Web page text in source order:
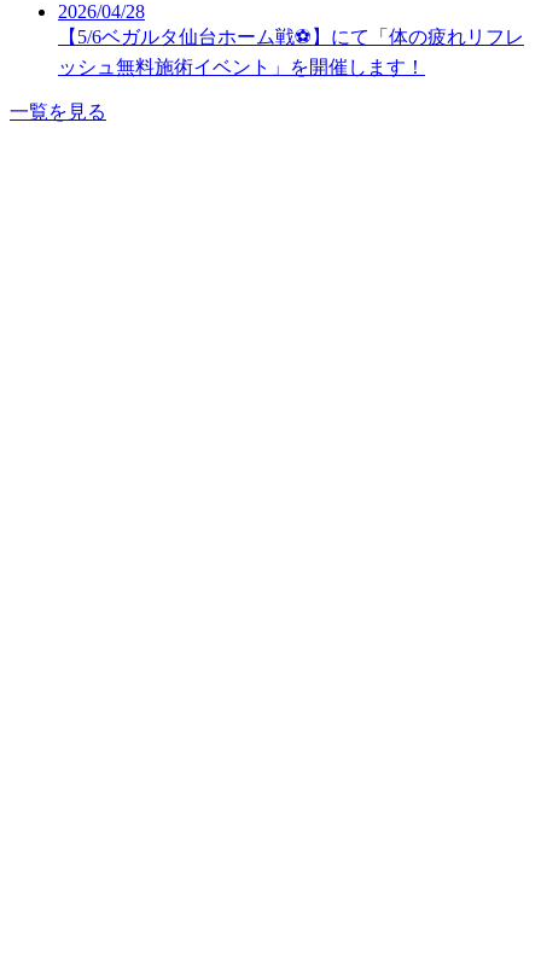
2026/04/28
【5/6ベガルタ仙台ホーム戦⚽】にて「体の疲れリフレ
ッシュ無料施術イベント」を開催します！
一覧を見る